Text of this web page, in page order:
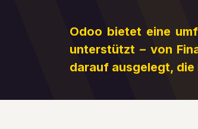
Odoo bietet eine
unterstützt – von
darauf ausgelegt,